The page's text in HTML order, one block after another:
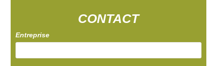
CONTACT
Entreprise